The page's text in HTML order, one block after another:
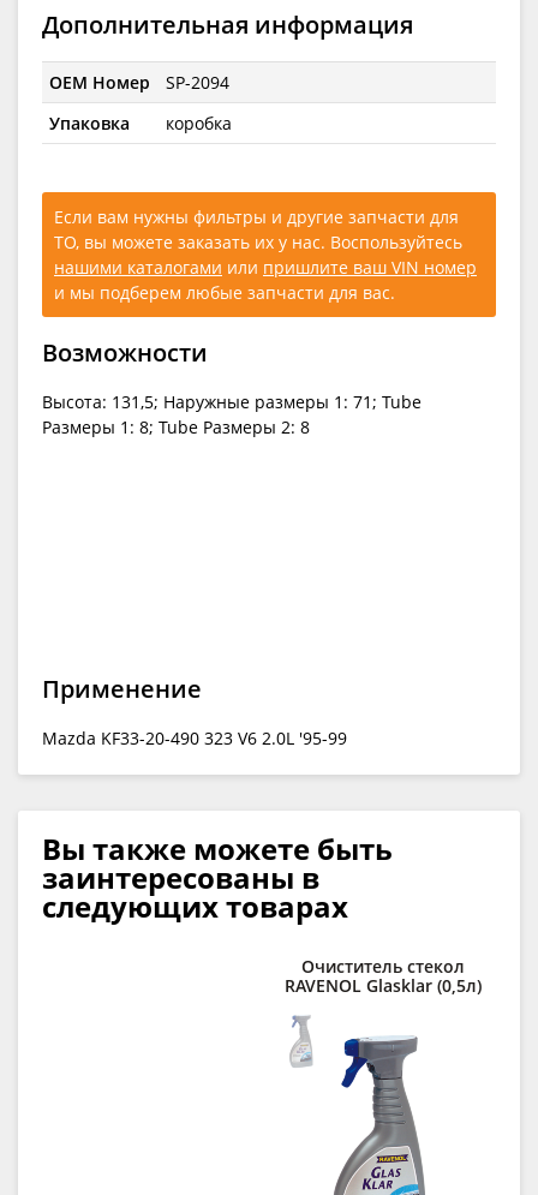
Дополнительная информация
OEM Номер
SP-2094
Упаковка
коробка
Если вам нужны фильтры и другие запчасти для
ТО, вы можете заказать их у нас. Воспользуйтесь
нашими каталогами или пришлите ваш VIN номер
и мы подберем любые запчасти для вас.
Возможности
Высота: 131,5; Наружные размеры 1: 71; Tube
Размеры 1: 8; Tube Размеры 2: 8
Применение
Mazda KF33-20-490 323 V6 2.0L '95-99
Вы также можете быть
заинтересованы в
следующих товарах
Очиститель стекол
RAVENOL Glasklar (0,5л)